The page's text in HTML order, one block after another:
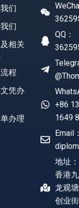
们
们
相关
程
凭办
办理
QQ：
+86
1649
Email：
地址：
香港九
龙观塘
创业街